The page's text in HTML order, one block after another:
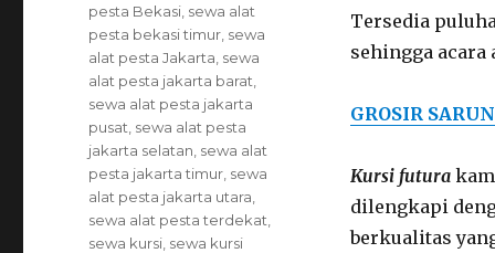
Tersedia
sehingga acara
GROSIR
Kursi futura
dilengkapi
berkualitas
pesta Bekasi sewa alat
pesta bekasi timur sewa
alat pesta Jakarta sewa
alat pesta jakarta barat
sewa alat pesta jakarta
pusat sewa alat pesta
jakarta selatan sewa alat
pesta jakarta timur sewa
alat pesta jakarta utara
sewa alat pesta terdekat
sewa kursi sewa kursi